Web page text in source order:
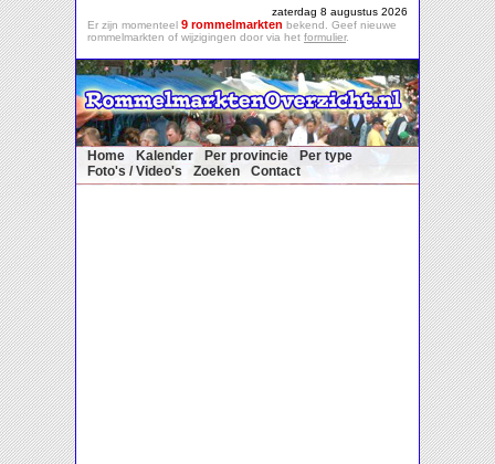
zaterdag 8 augustus 2026
Er zijn momenteel 9 rommelmarkten bekend. Geef nieuwe
rommelmarkten of wijzigingen door via het formulier.
Home Kalender Per provincie
Per type
Foto's / Video's
Zoeken Contact